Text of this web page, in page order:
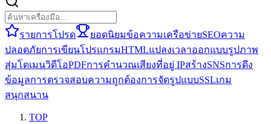
รายการโปรด ยอดนิยมข้อความเครือข่ายSEOความ
ปลอดภัยการเขียนโปรแกรมHTMLแปลงเวลาออกแบบรูปภาพ
สุ่มโดเมนวิดีโอPDFการคำนวณเสียงที่อยู่ IPสร้างSNSการดึง
ข้อมูลการตรวจสอบความถูกต้องการจัดรูปแบบSSLเกม
สนุกสนาน
TOP